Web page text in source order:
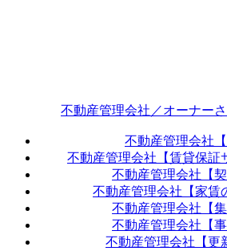
不動産管理会社／オーナーさ
不動産管理会社【
不動産管理会社【賃貸保証
不動産管理会社【契
不動産管理会社【家賃
不動産管理会社【集
不動産管理会社【事
不動産管理会社【更